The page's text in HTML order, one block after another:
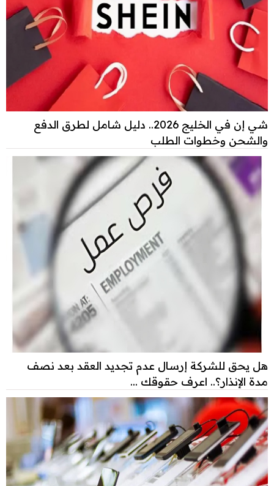
شي إن في الخليج 2026.. دليل شامل لطرق الدفع
والشحن وخطوات الطلب
هل يحق للشركة إرسال عدم تجديد العقد بعد نصف
مدة الإنذار؟.. اعرف حقوقك ...